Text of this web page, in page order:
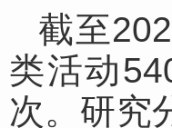
截至
类活动
次。研究